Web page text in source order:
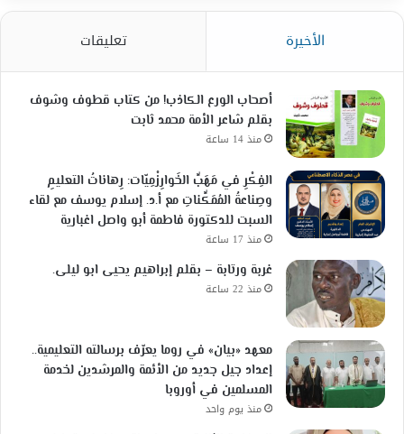
الأخيرة تعليقات
أصحاب الورع الكاذب! من كتاب قطوف وشوف
بقلم شاعر الأمة محمد ثابت
منذ 14 ساعة
الفِكْرِ في مَهَبِّ الخَوارِزْمِيّات: رِهاناتُ التعليمِ
وصِناعةُ المُمَكِّناتِ مع أ.د. إسلام يوسف مع لقاء
السبت للدكتورة فاطمة أبو واصل اغبارية
منذ 17 ساعة
غربة ورتابة – بقلم إبراهيم يحيى ابو ليلى.
منذ 22 ساعة
معهد «بيان» في روما يعرّف برسالته التعليمية..
إعداد جيل جديد من الأئمة والمرشدين لخدمة
المسلمين في أوروبا
منذ يوم واحد